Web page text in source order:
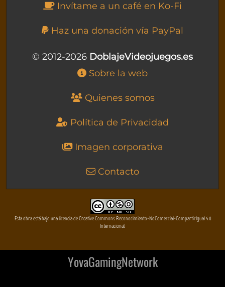
Invítame a un café en Ko-Fi
Haz una donación vía PayPal
© 2012-2026 DoblajeVideojuegos.es
Sobre la web
Quienes somos
Política de Privacidad
Imagen corporativa
Contacto
Esta obra está bajo una licencia de Creative Commons Reconocimiento-NoComercial-CompartirIgual 4.0
Internacional
YovaGamingNetwork